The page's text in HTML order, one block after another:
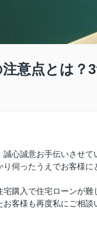
意点とは
心誠意お手伝いさせて
伺ったうえでお客様
購入で住宅ローンが
お客様も再度私にご相